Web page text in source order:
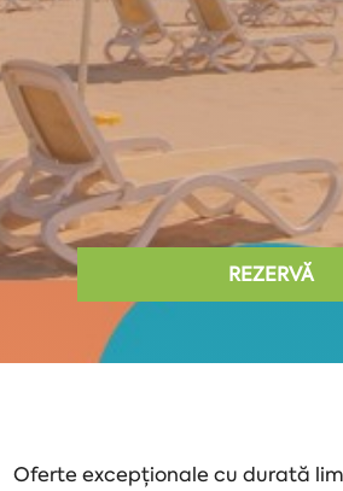
REZERVĂ
Oferte excepționale cu durată